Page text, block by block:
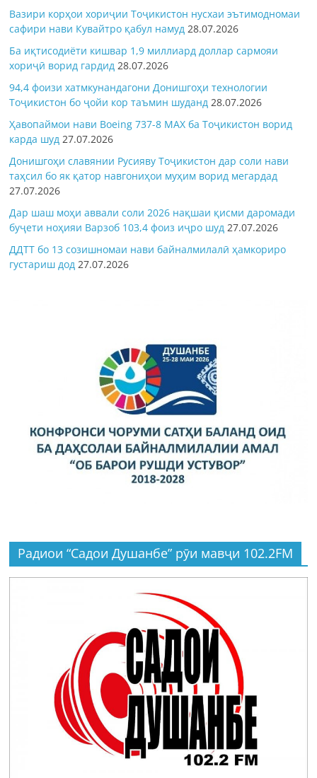
Вазири корҳои хориҷии Тоҷикистон нусхаи эътимодномаи
сафири нави Кувайтро қабул намуд 28.07.2026
Ба иқтисодиёти кишвар 1,9 миллиард доллар сармояи
хориҷӣ ворид гардид 28.07.2026
94,4 фоизи хатмкунандагони Донишгоҳи технологии
Тоҷикистон бо ҷойи кор таъмин шуданд 28.07.2026
Ҳавопаймои нави Boeing 737-8 MAX ба Тоҷикистон ворид
карда шуд 27.07.2026
Донишгоҳи славянии Русияву Тоҷикистон дар соли нави
таҳсил бо як қатор навгониҳои муҳим ворид мегардад
27.07.2026
Дар шаш моҳи аввали соли 2026 нақшаи қисми даромади
буҷети ноҳияи Варзоб 103,4 фоиз иҷро шуд 27.07.2026
ДДТТ бо 13 созишномаи нави байналмилалӣ ҳамкориро
густариш дод 27.07.2026
Радиои “Садои Душанбе” рӯи мавҷи 102.2FM